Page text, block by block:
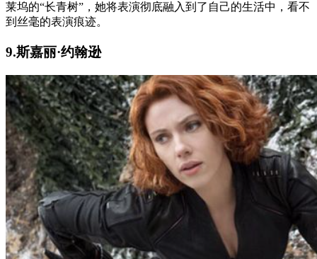
莱坞的“长青树”，她将表演彻底融入到了自己的生活中，看不
到丝毫的表演痕迹。
9.斯嘉丽·约翰逊